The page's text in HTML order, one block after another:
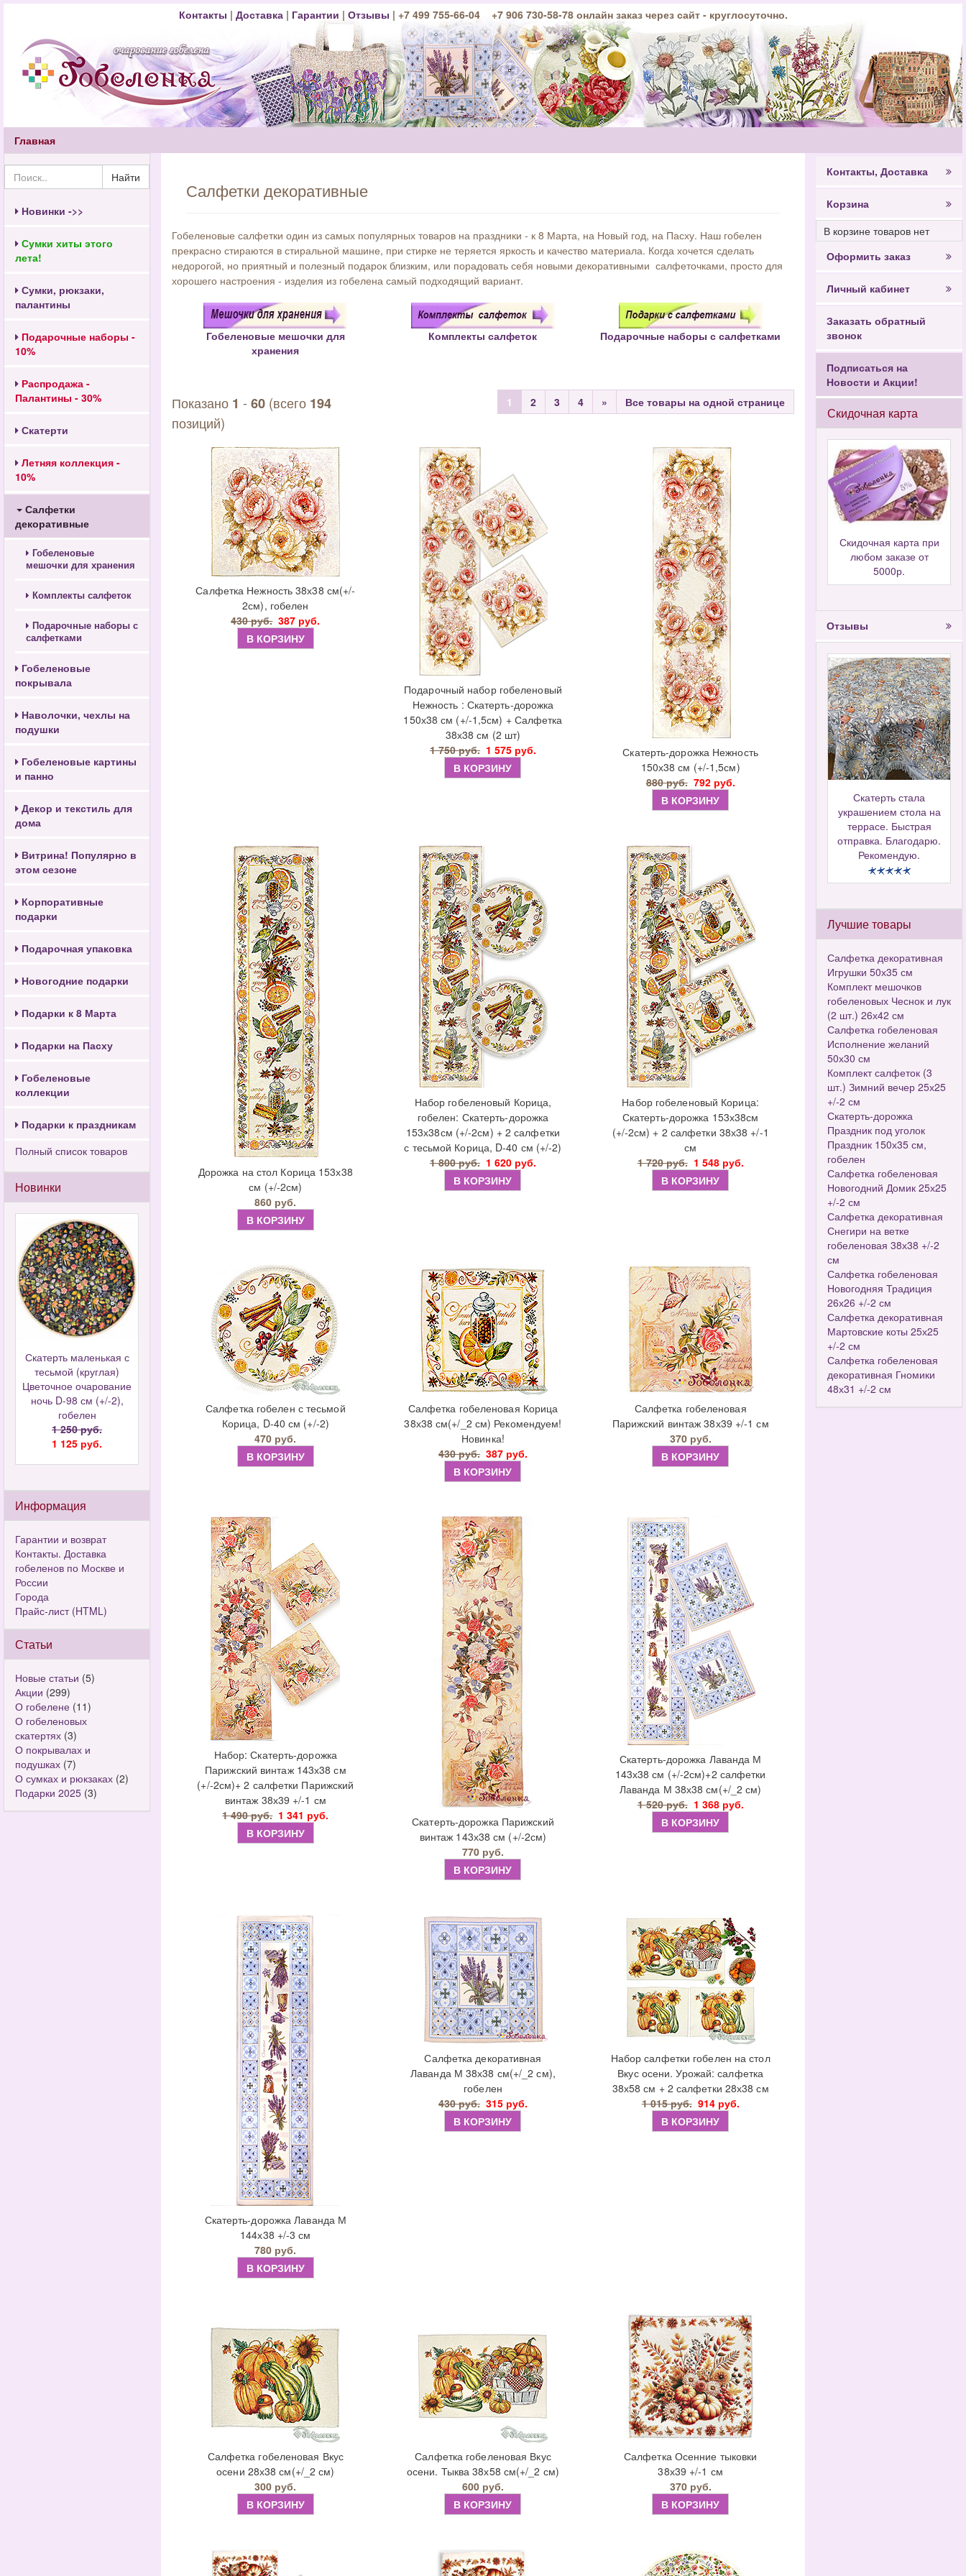
Контакты | Доставка| Гарантии | Отзывы | +7 499 755-66-04 +7 906 730-58-78 онлайн заказ через сайт - круглосуточно.
Главная
Найти
Новинки ->>
Сумки хиты этого
лета!
Сумки, рюкзаки,
палантины
Подарочные наборы -
10%
Распродажа -
Палантины - 30%
Скатерти
Летняя коллекция -
10%
Салфетки
декоративные
Гобеленовые
мешочки для хранения
Комплекты салфеток
Подарочные наборы с
салфетками
Гобеленовые
покрывала
Наволочки, чехлы на
подушки
Гобеленовые картины
и панно
Декор и текстиль для
дома
Витрина! Популярно в
этом сезоне
Корпоративные
подарки
Подарочная упаковка
Новогодние подарки
Подарки к 8 Марта
Подарки на Пасху
Гобеленовые
коллекции
Подарки к праздникам
Полный список товаров
Новинки
Скатерть маленькая с
тесьмой (круглая)
Цветочное очарование
ночь D-98 см (+/-2),
гобелен
1 250 руб.
1 125 руб.
Информация
Гарантии и возврат
Контакты. Доставка
гобеленов по Москве и
России
Города
Прайс-лист (HTML)
Статьи
Новые статьи (5)
Акции (299)
О гобелене (11)
О гобеленовых
скатертях (3)
О покрывалах и
подушках (7)
О сумках и рюкзаках (2)
Подарки 2025 (3)
Салфетки декоративные
Гобеленовые салфетки один из самых популярных товаров на праздники - к 8 Марта, на Новый год, на Пасху. Наш гобелен
прекрасно стираются в стиральной машине, при стирке не теряется яркость и качество материала. Когда хочется сделать
недорогой, но приятный и полезный подарок близким, или порадовать себя новыми декоративными салфеточками, просто для
хорошего настроения - изделия из гобелена самый подходящий вариант.
Гобеленовые мешочки для
хранения
Комплекты салфеток Подарочные наборы с салфетками
Показано 1 -60 (всего 194
позиций)
1 2 3 4 » Все товары на одной странице
Салфетка Нежность 38х38 см(+/-
2см), гобелен
430 руб. 387 руб.
В КОРЗИНУ
Подарочный набор гобеленовый
Нежность : Скатерть-дорожка
150х38 см (+/-1,5см) + Салфетка
38х38 см (2 шт)
1 750 руб. 1 575 руб.
В КОРЗИНУ
Скатерть-дорожка Нежность
150х38 см (+/-1,5см)
880 руб. 792 руб.
В КОРЗИНУ
Дорожка на стол Корица 153х38
см (+/-2см)
860 руб.
В КОРЗИНУ
Набор гобеленовый Корица,
гобелен: Скатерть-дорожка
153х38см (+/-2см) + 2 салфетки
с тесьмой Корица, D-40 см (+/-2)
1 800 руб. 1 620 руб.
В КОРЗИНУ
Набор гобеленовый Корица:
Скатерть-дорожка 153х38см
(+/-2см) + 2 салфетки 38х38 +/-1
см
1 720 руб. 1 548 руб.
В КОРЗИНУ
Салфетка гобелен с тесьмой
Корица, D-40 см (+/-2)
470 руб.
В КОРЗИНУ
Салфетка гобеленовая Корица
38х38 см(+/_2 см) Рекомендуем!
Новинка!
430 руб. 387 руб.
В КОРЗИНУ
Салфетка гобеленовая
Парижский винтаж 38х39 +/-1 см
370 руб.
В КОРЗИНУ
Набор: Скатерть-дорожка
Парижский винтаж 143х38 см
(+/-2см)+ 2 салфетки Парижский
винтаж 38х39 +/-1 см
1 490 руб. 1 341 руб.
В КОРЗИНУ
Скатерть-дорожка Парижский
винтаж 143х38 см (+/-2см)
770 руб.
В КОРЗИНУ
Скатерть-дорожка Лаванда М
143х38 см (+/-2см)+2 салфетки
Лаванда М 38х38 см(+/_2 см)
1 520 руб. 1 368 руб.
В КОРЗИНУ
Скатерть-дорожка Лаванда М
144х38 +/-3 см
780 руб.
В КОРЗИНУ
Салфетка декоративная
Лаванда М 38х38 см(+/_2 см),
гобелен
430 руб. 315 руб.
В КОРЗИНУ
Набор салфетки гобелен на стол
Вкус осени. Урожай: салфетка
38х58 см + 2 салфетки 28х38 см
1 015 руб. 914 руб.
В КОРЗИНУ
Салфетка гобеленовая Вкус
осени 28х38 см(+/_2 см)
300 руб.
В КОРЗИНУ
Салфетка гобеленовая Вкус
осени. Тыква 38х58 см(+/_2 см)
600 руб.
В КОРЗИНУ
Салфетка Осенние тыковки
38х39 +/-1 см
370 руб.
В КОРЗИНУ
Контакты, Доставка
Корзина
В корзине товаров нет
Оформить заказ
Личный кабинет
Заказать обратный
звонок
Подписаться на
Новости и Акции!
Скидочная карта
Скидочная карта при
любом заказе от
5000р.
Отзывы
Скатерть стала
украшением стола на
террасе. Быстрая
отправка. Благодарю.
Рекомендую.
Лучшие товары
Салфетка декоративная
Игрушки 50х35 см
Комплект мешочков
гобеленовых Чеснок и лук
(2 шт.) 26х42 см
Салфетка гобеленовая
Исполнение желаний
50х30 см
Комплект салфеток (3
шт.) Зимний вечер 25х25
+/-2 см
Скатерть-дорожка
Праздник под уголок
Праздник 150х35 см,
гобелен
Салфетка гобеленовая
Новогодний Домик 25х25
+/-2 см
Салфетка декоративная
Снегири на ветке
гобеленовая 38х38 +/-2
см
Салфетка гобеленовая
Новогодняя Традиция
26х26 +/-2 см
Салфетка декоративная
Мартовские коты 25х25
+/-2 см
Салфетка гобеленовая
декоративная Гномики
48х31 +/-2 см